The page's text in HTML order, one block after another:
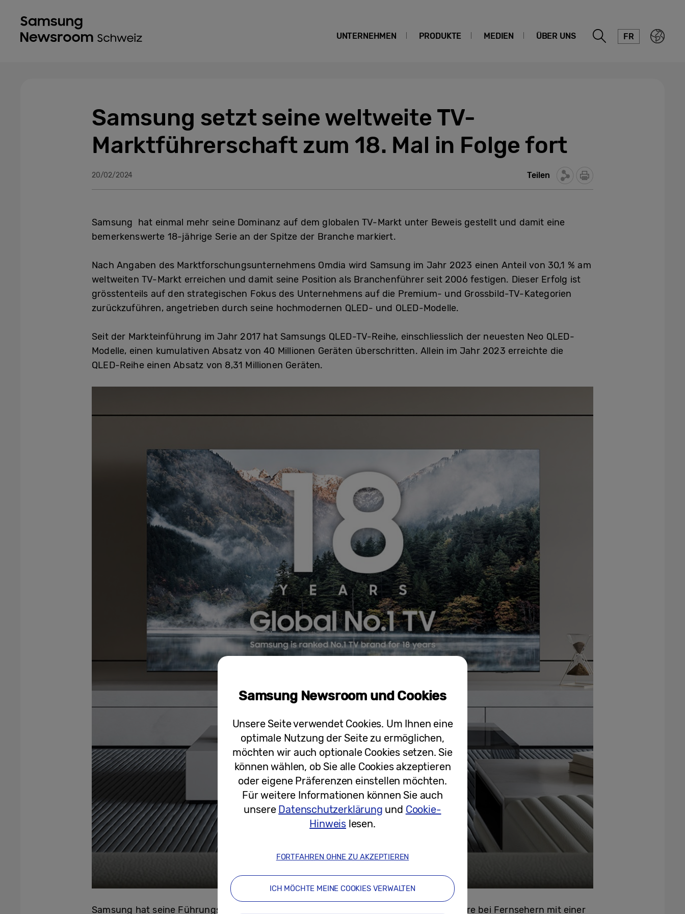
UNTERNEHMEN PRODUKTE MEDIEN ÜBER UNS FR
Samsung setzt seine weltweite TV-
Marktführerschaft zum 18. Mal in Folge fort
20/02/2024 Teilen
Samsung hat einmal mehr seine Dominanz auf dem globalen TV-Markt unter Beweis gestellt und damit eine
bemerkenswerte 18-jährige Serie an der Spitze der Branche markiert.
Nach Angaben des Marktforschungsunternehmens Omdia wird Samsung im Jahr 2023 einen Anteil von 30,1 % am
weltweiten TV-Markt erreichen und damit seine Position als Branchenführer seit 2006 festigen. Dieser Erfolg ist
grösstenteils auf den strategischen Fokus des Unternehmens auf die Premium- und Grossbild-TV-Kategorien
zurückzuführen, angetrieben durch seine hochmodernen QLED- und OLED-Modelle.
Seit der Markteinführung im Jahr 2017 hat Samsungs QLED-TV-Reihe, einschliesslich der neuesten Neo QLED-
Modelle, einen kumulativen Absatz von 40 Millionen Geräten überschritten. Allein im Jahr 2023 erreichte die
QLED-Reihe einen Absatz von 8,31 Millionen Geräten.
Samsung hat seine Führungsposition im Premium-TV-Sektor behauptet – insbesondere bei Fernsehern mit einer
Samsung Newsroom und Cookies
Unsere Seite verwendet Cookies. Um Ihnen eine
optimale Nutzung der Seite zu ermöglichen,
möchten wir auch optionale Cookies setzen. Sie
können wählen, ob Sie alle Cookies akzeptieren
oder eigene Präferenzen einstellen möchten.
Für weitere Informationen können Sie auch
unsere Datenschutzerklärung und Cookie-
Hinweis lesen.
FORTFAHREN OHNE ZU AKZEPTIEREN
ICH MÖCHTE MEINE COOKIES VERWALTEN